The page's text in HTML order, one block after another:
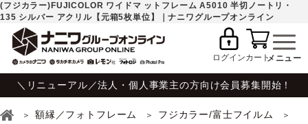
(フジカラー)FUJICOLOR ワイドマ ットフレーム A5010 半切ノートリ・
135 シルバー アクリル【元箱5枚単位】｜ナニワグループオンライン
ログインカート
＼リニューアル／法人・個人事業主の方向け会員募集開始！
額縁／フォトフレーム
フジカラー/富士フイルム